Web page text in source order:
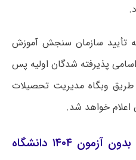
تأیید سازمان سنجش آموزش
پذیرفته شدگان اولیه پس
از طریق وبگاه مدیریت تحصیلات
اعلام خواهد شد.
رشته های کارشناسی ارشد بدون آزمون ۱۴۰۴ دانشگاه